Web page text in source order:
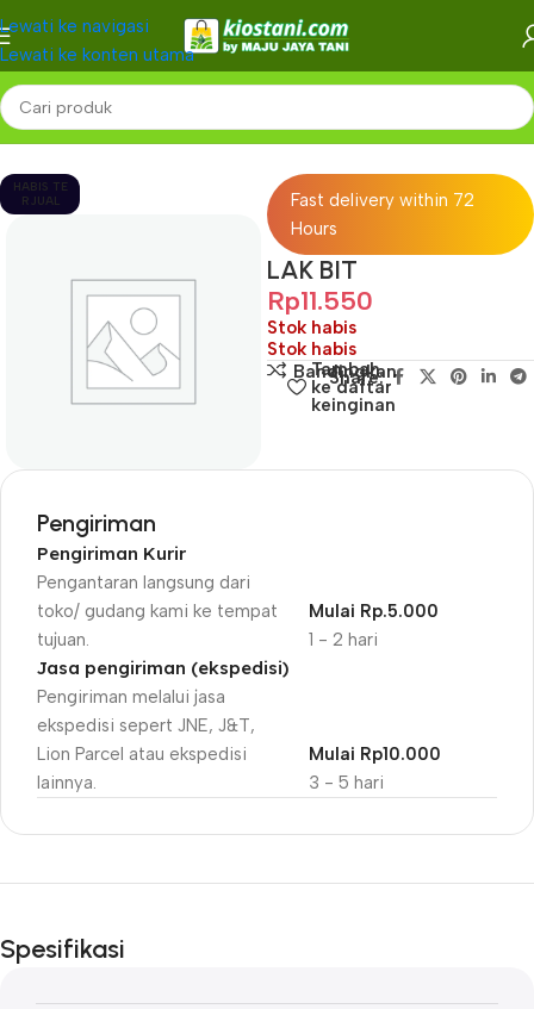
Lewati ke navigasi
Lewati ke konten utama
Beranda -
HABIS TE
RJUAL
Fast delivery within 72
Hours
LAK BIT
Rp11.550
Stok habis
Stok habis
Bandingkan
Tambah
ke daftar
keinginan
Share:
Pengiriman
Pengiriman Kurir
Pengantaran langsung dari
toko/ gudang kami ke tempat
tujuan.
1 - 2 hari
Mulai Rp.5.000
Jasa pengiriman (ekspedisi)
Pengiriman melalui jasa
ekspedisi sepert JNE, J&T,
Lion Parcel atau ekspedisi
lainnya.
3 - 5 hari
Mulai Rp10.000
Unbeatable offers
Blowout!
Spesifikasi